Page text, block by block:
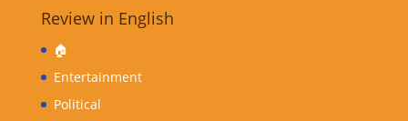
Review in English
🏠
Entertainment
Political